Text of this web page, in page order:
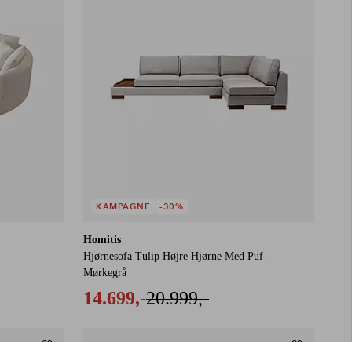
Homitis
Hjørnesofa Tulip Højre Hjørne Med Puf -
Mørkegrå
14.699,-20.999,-
KAMPAGNE -30%